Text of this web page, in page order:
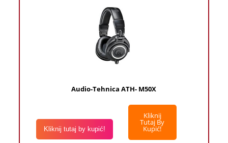
Audio-Tehnica ATH- M50X
Kliknij tutaj by kupić!
Kliknij
Tutaj By
Kupić!